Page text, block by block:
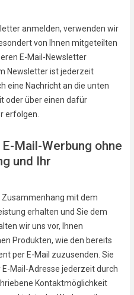
anmelden, verwenden wir
von Ihnen mitgeteilten
E-Mail-Newsletter
Newsletter ist jederzeit
eine Nachricht an die unten
oder über einen dafür
erfolgen.
Mail-Werbung ohne
und Ihr
Zusammenhang mit dem
erhalten und Sie dem
wir uns vor, Ihnen
Produkten, wie den bereits
per E-Mail zuzusenden. Sie
Mail-Adresse jederzeit durch
Kontaktmöglichkeit